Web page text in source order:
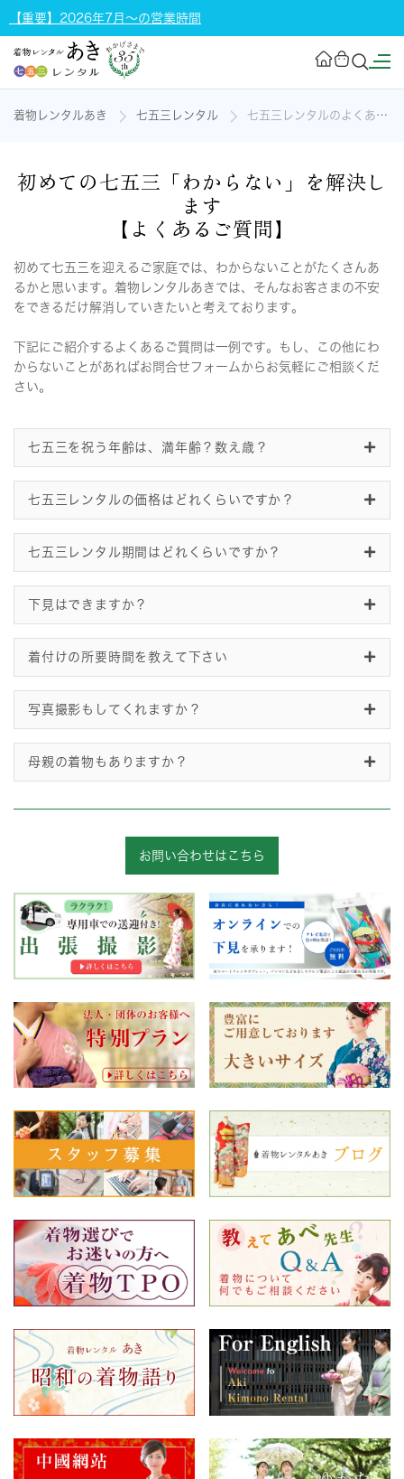
【重要】2026年7月～の営業時間
着物レンタルあき 七五三レンタル 七五三レンタルのよくある質問
初めての七五三「わからない」を解決し
ます
【よくあるご質問】
初めて七五三を迎えるご家庭では、わからないことがたくさんあ
るかと思います。着物レンタルあきでは、そんなお客さまの不安
をできるだけ解消していきたいと考えております。
下記にご紹介するよくあるご質問は一例です。もし、この他にわ
からないことがあればお問合せフォームからお気軽にご相談くだ
さい。
七五三を祝う年齢は、満年齢？数え歳？
七五三レンタルの価格はどれくらいですか？
七五三レンタル期間はどれくらいですか？
下見はできますか？
着付けの所要時間を教えて下さい
写真撮影もしてくれますか？
母親の着物もありますか？
お問い合わせはこちら